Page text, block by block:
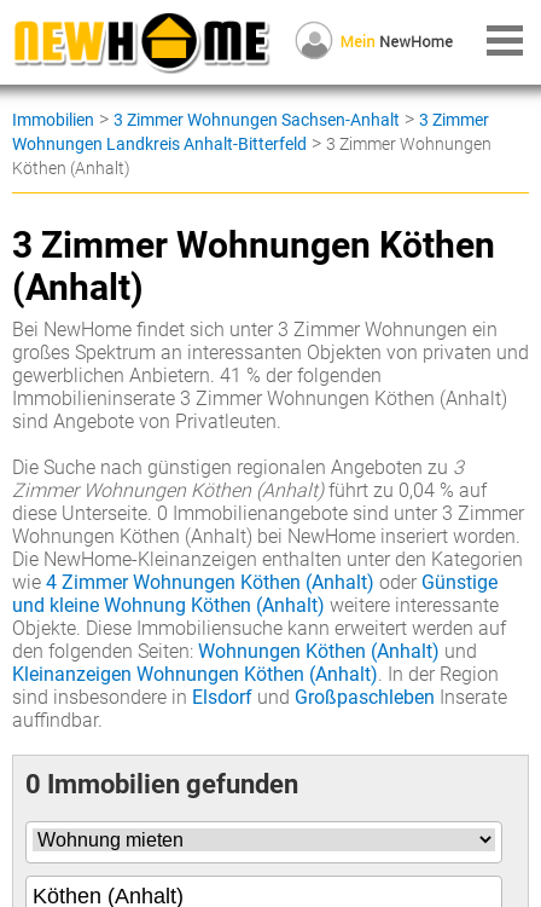
Immobilien > 3 Zimmer Wohnungen Sachsen-Anhalt > 3 Zimmer
Wohnungen Landkreis Anhalt-Bitterfeld > 3 Zimmer Wohnungen
Köthen (Anhalt)
3 Zimmer Wohnungen Köthen
(Anhalt)
Bei NewHome findet sich unter 3 Zimmer Wohnungen ein
großes Spektrum an interessanten Objekten von privaten und
gewerblichen Anbietern. 41 % der folgenden
Immobilieninserate 3 Zimmer Wohnungen Köthen (Anhalt)
sind Angebote von Privatleuten.
Die Suche nach günstigen regionalen Angeboten zu 3
Zimmer Wohnungen Köthen (Anhalt)führt zu 0,04 % auf
diese Unterseite. 0 Immobilienangebote sind unter 3 Zimmer
Wohnungen Köthen (Anhalt) bei NewHome inseriert worden.
Die NewHome-Kleinanzeigen enthalten unter den Kategorien
wie 4 Zimmer Wohnungen Köthen (Anhalt) oder Günstige
und kleine Wohnung Köthen (Anhalt) weitere interessante
Objekte. Diese Immobiliensuche kann erweitert werden auf
den folgenden Seiten: Wohnungen Köthen (Anhalt) und
Kleinanzeigen Wohnungen Köthen (Anhalt). In der Region
sind insbesondere in Elsdorf und Großpaschleben Inserate
auffindbar.
0 Immobilien gefunden